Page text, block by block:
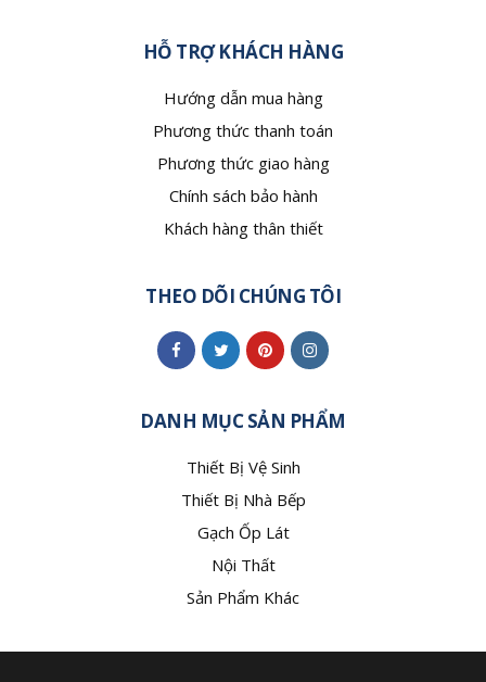
HỖ TRỢ KHÁCH HÀNG
Hướng dẫn mua hàng
Phương thức thanh toán
Phương thức giao hàng
Chính sách bảo hành
Khách hàng thân thiết
THEO DÕI CHÚNG TÔI
DANH MỤC SẢN PHẨM
Thiết Bị Vệ Sinh
Thiết Bị Nhà Bếp
Gạch Ốp Lát
Nội Thất
Sản Phẩm Khác